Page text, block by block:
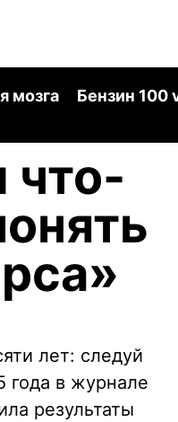
мозга
Бензин 100
что-
лет: следуй
года в журнале
результаты